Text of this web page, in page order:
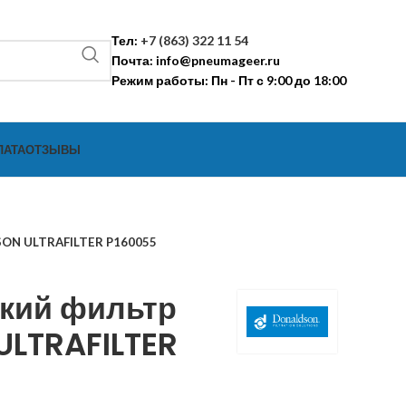
Тел: +7 (863) 322 11 54
Почта: info@pneumageer.ru
Режим работы: Пн - Пт с 9:00 до 18:00
ОТЗЫВЫ
ULTRAFILTER P160055
фильтр